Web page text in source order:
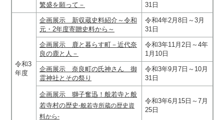
繁盛を願って－
31日
令和3
年度
企画展示 新収蔵史料紹介～令和
元・2年度寄贈史料から～
令和4年2月8日～3月
31日
企画展示 鹿と暮らす町－近代奈
良の鹿と人－
令和3年11月2日～4年
1月10日
企画展示 奈良町の氏神さん 御
霊神社とその祭り
令和3年9月7日～10月
31日
企画展示 獅子奮迅！般若寺と般
若寺村の歴史-般若寺所蔵の歴史資
料から-
令和3年6月15日～7月
25日